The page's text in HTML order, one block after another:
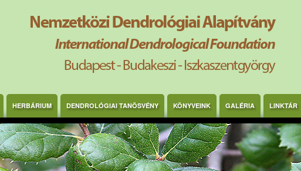
HERBÁRIUM DENDROLÓGIAI TANÖSVÉNY KÖNYVEINK GALÉRIA LINKTÁR